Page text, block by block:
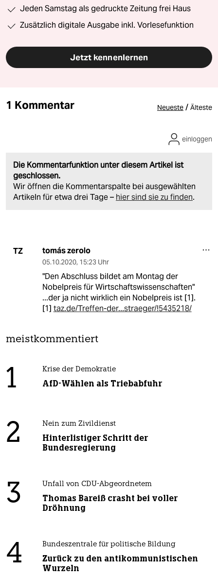
Jeden Samstag als gedruckte Zeitung frei Haus
Zusätzlich digitale Ausgabe inkl. Vorlesefunktion
Jetzt kennenlernen
1 Kommentar Neueste / Älteste
Die Kommentarfunktion unter diesem Artikel ist
geschlossen.
Wir öffnen die Kommentarspalte bei ausgewählten
Artikeln für etwa drei Tage – hier sind sie zu finden.
einloggen
TZ tomás zerolo
05.10.2020, 15:23 Uhr
"Den Abschluss bildet am Montag der
Nobelpreis für Wirtschaftswissenschaften"
...der ja nicht wirklich ein Nobelpreis ist [1].
[1] taz.de/Treffen-der...straeger/!5435218/
meistkommentiert
1 Krise der Demokratie
AfD-Wählen als Triebabfuhr
2 Nein zum Zivildienst
Hinterlistiger Schritt der
Bundesregierung
3 Unfall von CDU-Abgeordnetem
Thomas Bareiß crasht bei voller
Dröhnung
4 Bundeszentrale für politische Bildung
Zurück zu den antikommunistischen
Wurzeln